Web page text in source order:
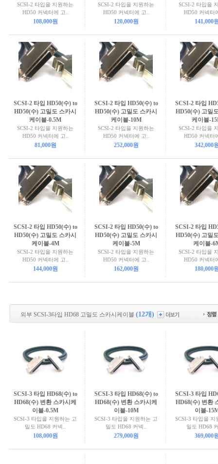
SCSI-2 타입을 지원하는
HD50 커넥터에 고..
108,000원
SCSI-2 타입을 지원하는
HD50 커넥터에 고..
120,000원
SCSI-2 타입을
HD50 커넥터
141,000
SCSI-2 타입 HD50(수) to
HD50(수) 고밀도 스카시
케이블-0.5M
SCSI-2 타입을 지원하는
HD50 커넥터에 고..
81,000원
SCSI-2 타입 HD50(수) to
HD50(수) 고밀도 스카시
케이블-10M
SCSI-2 타입을 지원하는
HD50 커넥터에 고..
252,000원
SCSI-2 타입
HD50(수) 고밀
케이블-
SCSI-2 타입을
HD50 커넥터
342,000
SCSI-2 타입 HD50(수) to
HD50(수) 고밀도 스카시
케이블-4M
SCSI-2 타입을 지원하는
HD50 커넥터에 고..
144,000원
SCSI-2 타입 HD50(수) to
HD50(수) 고밀도 스카시
케이블-5M
SCSI-2 타입을 지원하는
HD50 커넥터에 고..
162,000원
SCSI-2 타입
HD50(수) 고밀
케이블-
SCSI-2 타입을
HD50 커넥터
180,000
외부 SCSI-3타입 HD68 고밀도 스카시케이블 (12개)
SCSI-3 타입 HD68(수) to
HD68(수) 변환 스카시케
이블-0.5M
SCSI-3 타입을 지원하는 고
밀도 HD68 커넥..
108,000원
SCSI-3 타입 HD68(수) to
HD68(수) 변환 스카시케
이블-10M
SCSI-3 타입을 지원하는 고
밀도 HD68 커넥..
279,000원
SCSI-3 타입
HD68(수) 변환
이블-
SCSI-3 타입을 지
밀도 HD68
369,000